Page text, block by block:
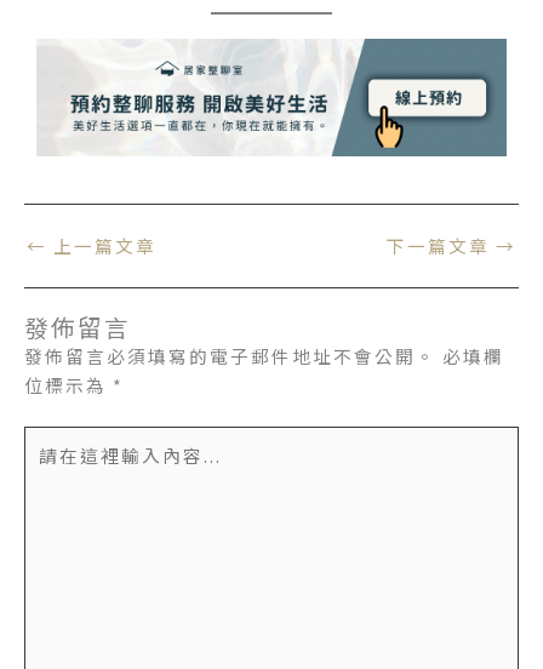
← 上一篇文章 下一篇文章 →
發佈留言
發佈留言必須填寫的電子郵件地址不會公開。
必填欄
位標示為 *
在